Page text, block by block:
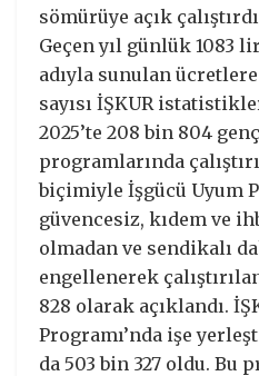
sömürüye açık
Geçen yıl günlük 1083
adıyla sunulan ücretlere
sayısı İŞKUR
2025’te 208 bin 804
programlarında
biçimiyle İşgücü Uyum
güvencesiz, kıdem ve
olmadan ve sendikalı
engellenerek
828 olarak açıklandı.
Programı’nda işe
da 503 bin 327 oldu. Bu